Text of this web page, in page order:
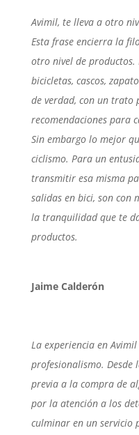
Avimil, te lleva a otro
Esta frase encierra la
otro nivel de productos.
bicicletas, cascos,
de verdad, con un trato
recomendaciones para
Sin embargo lo mejor
ciclismo. Para un
transmitir esa misma
salidas en bici, son con
la tranquilidad que te
productos.
Jaime Calderón
La experiencia en
profesionalismo. Desde
previa a la compra de
por la atención a los
culminar en un servicio